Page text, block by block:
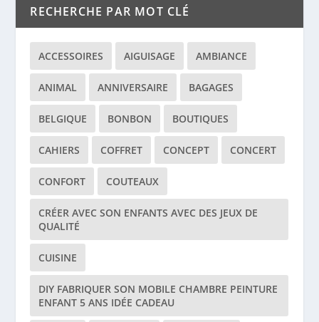
RECHERCHE PAR MOT CLÉ
ACCESSOIRES AIGUISAGE AMBIANCE
ANIMAL ANNIVERSAIRE BAGAGES
BELGIQUE BONBON BOUTIQUES
CAHIERS COFFRET CONCEPT CONCERT
CONFORT COUTEAUX
CRÉER AVEC SON ENFANTS AVEC DES JEUX DE
QUALITÉ
CUISINE
DIY FABRIQUER SON MOBILE CHAMBRE PEINTURE
ENFANT 5 ANS IDÉE CADEAU